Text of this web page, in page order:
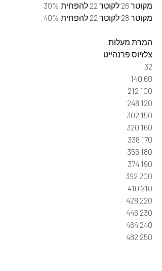
מקוטר 26 לקוטר 22 להפחית 30%
מקוטר 28 לקוטר 22 להפחית 40%
המרת מעלות
צלזיוס פרנהייט
32
60 140
100 212
120 248
150 302
160 320
170 338
180 356
190 374
200 392
210 410
220 428
230 446
240 464
250 482